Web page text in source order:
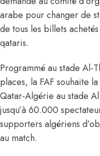
arabe pour changer de
de tous les billets
qataris.
Programmé au stade Al-
places, la FAF souhaite
Qatar-Algérie au stade
jusqu’à 60.000
supporters algériens
au match.